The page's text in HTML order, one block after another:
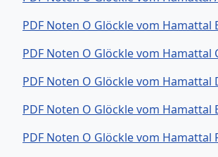
PDF Noten O Glöckle vom Hamattal
PDF Noten O Glöckle vom Hamattal
PDF Noten O Glöckle vom Hamattal
PDF Noten O Glöckle vom Hamattal
PDF Noten O Glöckle vom Hamattal